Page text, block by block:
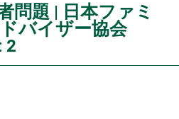
問題 | 日本ファミ
バイザー協会
2